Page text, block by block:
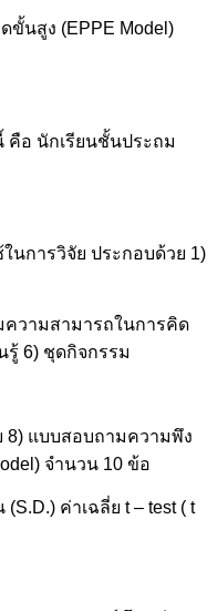
นสูง (EPPE Model)
คือ นักเรียนชั้นประถม
นการวิจัย ประกอบด้วย 1)
ความสามารถในการคิด
รู้ 6) ชุดกิจกรรม
แบบสอบถามความพึง
จำนวน 10 ข้อ
ค่าเฉลี่ย t – test ( t